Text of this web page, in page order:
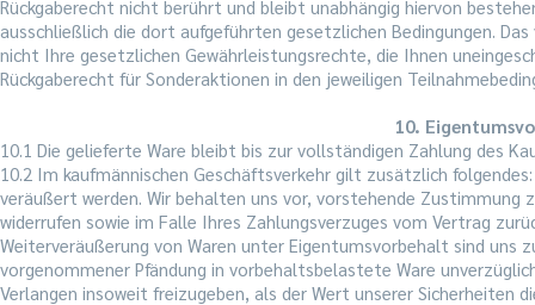
Rückgaberecht nicht berührt und bleibt unabhängig hiervon
ausschließlich die dort aufgeführten gesetzlichen Bedingungen.
nicht Ihre gesetzlichen Gewährleistungsrechte, die Ihnen
Rückgaberecht für Sonderaktionen in den jeweiligen
10.
10.1 Die gelieferte Ware bleibt bis zur vollständigen Zahlung des
10.2 Im kaufmännischen Geschäftsverkehr gilt zusätzlich
veräußert werden. Wir behalten uns vor, vorstehende
widerrufen sowie im Falle Ihres Zahlungsverzuges vom Vertrag
Weiterveräußerung von Waren unter Eigentumsvorbehalt sind uns
vorgenommener Pfändung in vorbehaltsbelastete Ware
Verlangen insoweit freizugeben, als der Wert unserer Sicherheiten